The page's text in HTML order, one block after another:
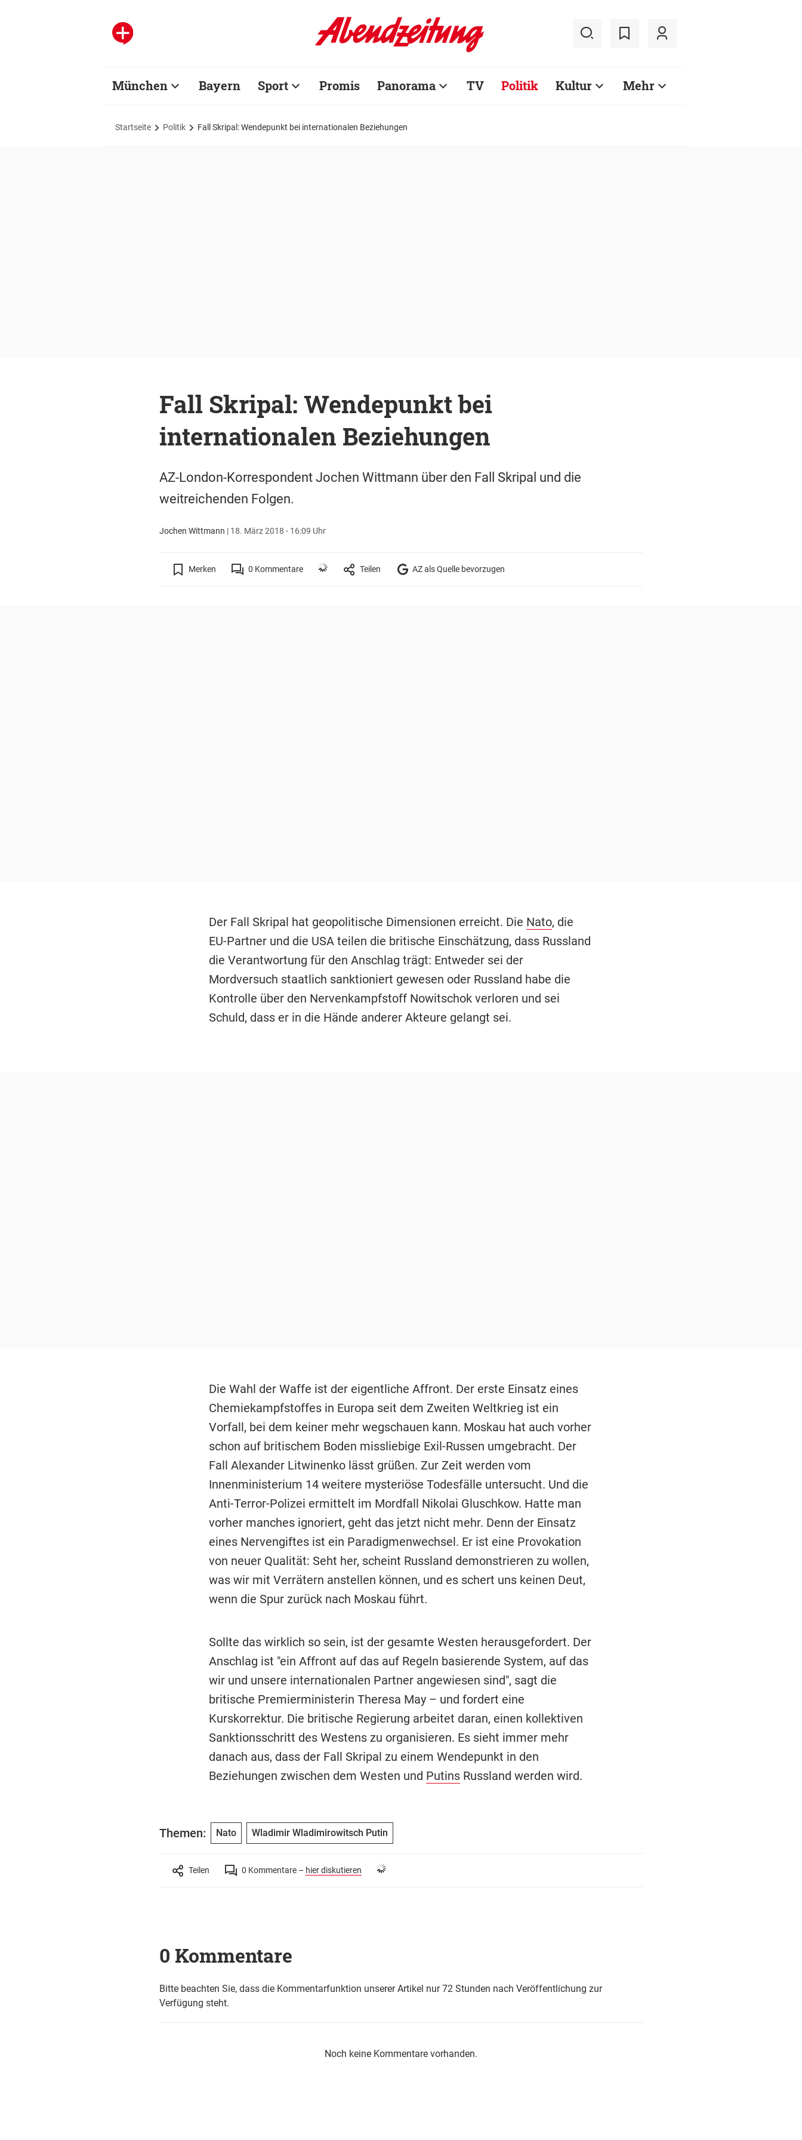
München Bayern Sport Promis Panorama TV Politik Kultur Mehr
Startseite Politik Fall Skripal: Wendepunkt bei internationalen Beziehungen
Fall Skripal: Wendepunkt bei
internationalen Beziehungen
AZ-London-Korrespondent Jochen Wittmann über den Fall Skripal und die
weitreichenden Folgen.
Jochen Wittmann | 18. März 2018 - 16:09 Uhr
Merken 0 Kommentare Teilen AZ als Quelle bevorzugen
Der Fall Skripal hat geopolitische Dimensionen erreicht. Die Nato, die
EU-Partner und die USA teilen die britische Einschätzung, dass Russland
die Verantwortung für den Anschlag trägt: Entweder sei der
Mordversuch staatlich sanktioniert gewesen oder Russland habe die
Kontrolle über den Nervenkampfstoff Nowitschok verloren und sei
Schuld, dass er in die Hände anderer Akteure gelangt sei.
Die Wahl der Waffe ist der eigentliche Affront. Der erste Einsatz eines
Chemiekampfstoffes in Europa seit dem Zweiten Weltkrieg ist ein
Vorfall, bei dem keiner mehr wegschauen kann. Moskau hat auch vorher
schon auf britischem Boden missliebige Exil-Russen umgebracht. Der
Fall Alexander Litwinenko lässt grüßen. Zur Zeit werden vom
Innenministerium 14 weitere mysteriöse Todesfälle untersucht. Und die
Anti-Terror-Polizei ermittelt im Mordfall Nikolai Gluschkow. Hatte man
vorher manches ignoriert, geht das jetzt nicht mehr. Denn der Einsatz
eines Nervengiftes ist ein Paradigmenwechsel. Er ist eine Provokation
von neuer Qualität: Seht her, scheint Russland demonstrieren zu wollen,
was wir mit Verrätern anstellen können, und es schert uns keinen Deut,
wenn die Spur zurück nach Moskau führt.
Sollte das wirklich so sein, ist der gesamte Westen herausgefordert. Der
Anschlag ist "ein Affront auf das auf Regeln basierende System, auf das
wir und unsere internationalen Partner angewiesen sind", sagt die
britische Premierministerin Theresa May – und fordert eine
Kurskorrektur. Die britische Regierung arbeitet daran, einen kollektiven
Sanktionsschritt des Westens zu organisieren. Es sieht immer mehr
danach aus, dass der Fall Skripal zu einem Wendepunkt in den
Beziehungen zwischen dem Westen und PutinsRussland werden wird.
Themen: Nato Wladimir Wladimirowitsch Putin
Teilen 0 Kommentare – hier diskutieren
0 Kommentare
Bitte beachten Sie, dass die Kommentarfunktion unserer Artikel nur 72 Stunden nach Veröffentlichung zur
Verfügung steht.
Noch keine Kommentare vorhanden.